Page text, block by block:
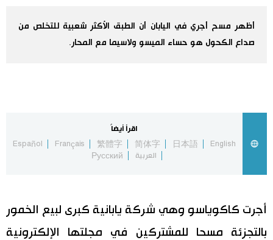
علوم وتكنولوجيا
أشخاص
سياسة
الأكثر تفاعلا
اللغة اليابانية
هو وهي
تواصل معنا
أظهر مسح أجري في اليابان أن الطبق الأكثر شعبية للتخلص من
صداع الكحول هو حساء الميسو ولاسيما مع المحار.
اقرأ أيضاً
English
日本語
简体字
繁體字
Français
Español
العربية
Русский
أجرت كاكوياسو وهي شركة يابانية كبرى لبيع الخمور
بالتجزئة مسحا للمشتركين في مجلتها الإلكترونية